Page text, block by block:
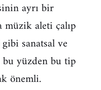
ayrı bir
aleti çalıp
sanatsal ve
yüzden bu tip
önemli.